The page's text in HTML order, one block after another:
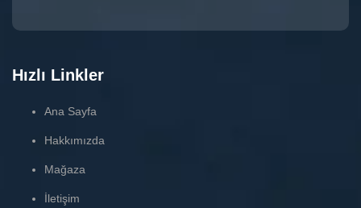
Hızlı Linkler
Ana Sayfa
Hakkımızda
Mağaza
İletişim